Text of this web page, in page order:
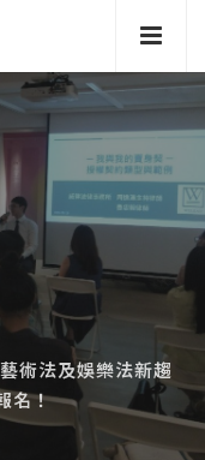
術法及娛樂法新趨
名！